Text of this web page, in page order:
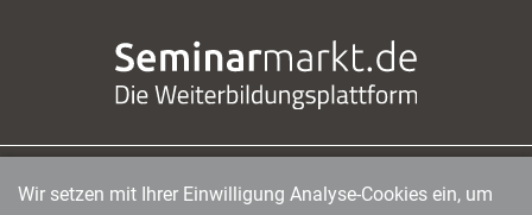
managerSeminare Verlags GmbH | Endenicher Str. 41
|
Wir setzen mit Ihrer Einwilligung Analyse-Cookies ein, um